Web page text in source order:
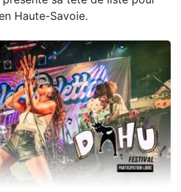
Haute-Savoie.